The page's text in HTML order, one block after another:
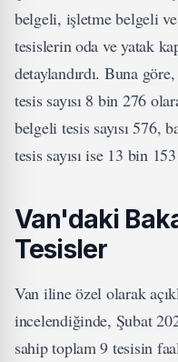
belgeli, işletme belgeli
tesislerin oda ve yatak
detaylandırdı. Buna
tesis sayısı 8 bin 276
belgeli tesis sayısı 576,
tesis sayısı ise 13 bin
Van'daki
Tesisler
Van iline özel olarak
incelendiğinde, Şubat
sahip toplam 9 tesisin